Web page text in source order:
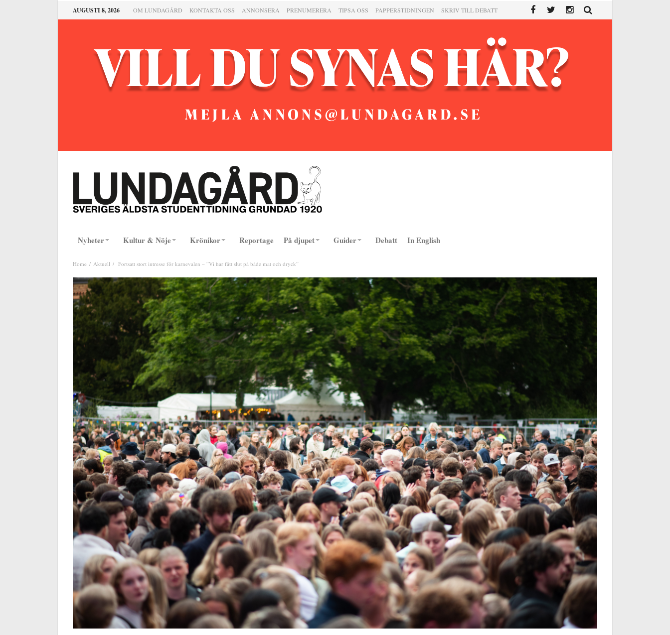
AUGUSTI 8, 2026 OM LUNDAGÅRD KONTAKTA OSS ANNONSERA PRENUMERERA TIPSA OSS PAPPERSTIDNINGEN SKRIV TILL DEBATT
Nyheter Kultur & Nöje Krönikor Reportage På djupet Guider Debatt In English
Home Aktuell Fortsatt stort intresse för karnevalen – ”Vi har fått slut på både mat och dryck”